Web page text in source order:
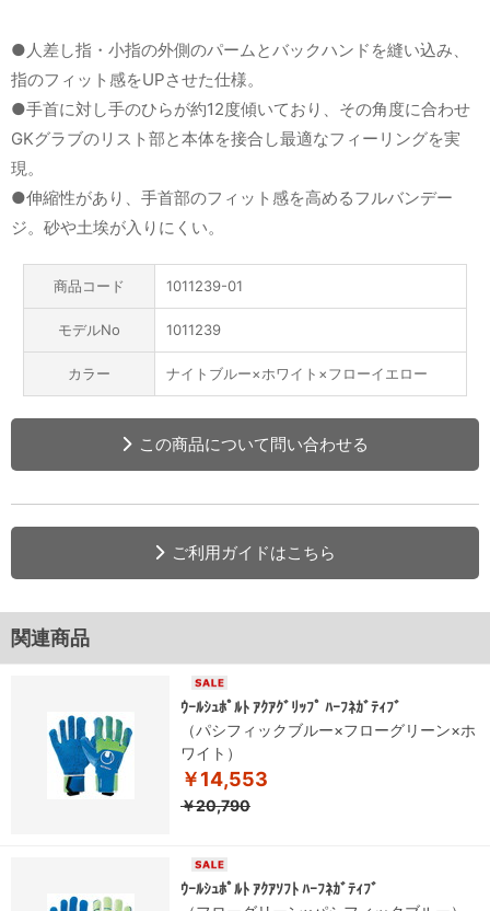
●人差し指・小指の外側のパームとバックハンドを縫い込み、
指のフィット感をUPさせた仕様。
●手首に対し手のひらが約12度傾いており、その角度に合わせ
GKグラブのリスト部と本体を接合し最適なフィーリングを実
現。
●伸縮性があり、手首部のフィット感を高めるフルバンデー
ジ。砂や土埃が入りにくい。
商品コード 1011239-01
モデルNo 1011239
カラー ナイトブルー×ホワイト×フローイエロー
この商品について問い合わせる
ご利用ガイドはこちら
関連商品
ｳｰﾙｼｭﾎﾟﾙﾄ ｱｸｱｸﾞﾘｯﾌﾟ ﾊｰﾌﾈｶﾞﾃｨﾌﾞ
（パシフィックブルー×フローグリーン×ホ
ワイト）
￥14,553
￥20,790
ｳｰﾙｼｭﾎﾟﾙﾄ ｱｸｱｿﾌﾄ ﾊｰﾌﾈｶﾞﾃｨﾌﾞ